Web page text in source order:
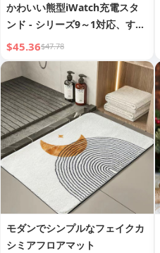
かわいい熊型iWatch充電スタ
ンド - シリーズ9～1対応、すべ
てのサイズ対応、ナイトスタン
ドモード
$45.36$47.78
モダンでシンプルなフェイクカ
シミアフロアマット